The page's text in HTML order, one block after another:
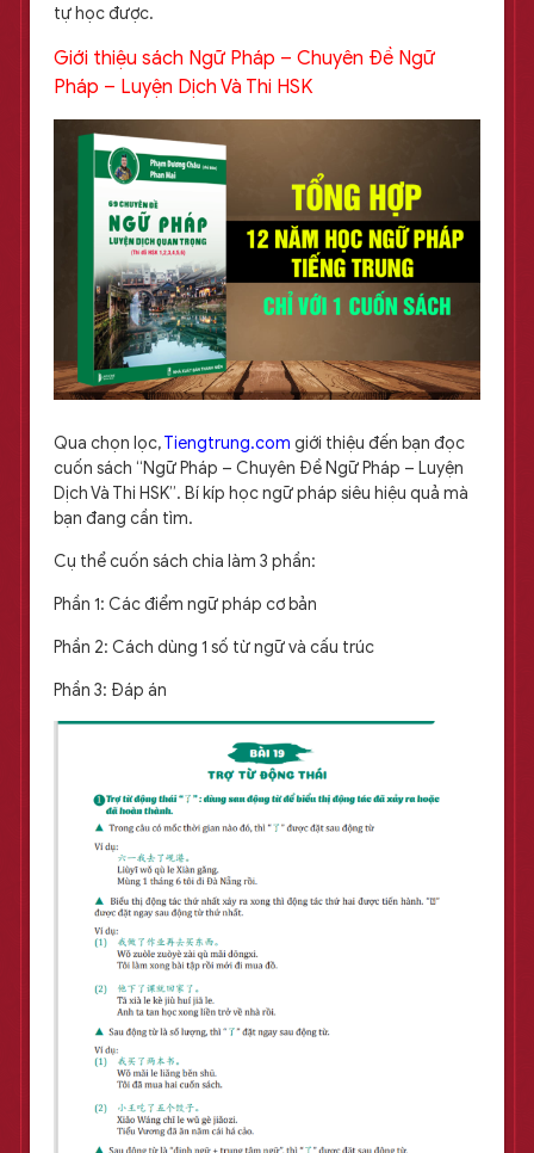
tự học được.
Giới thiệu sách Ngữ Pháp – Chuyên Đề Ngữ
Pháp – Luyện Dịch Và Thi HSK
Qua chọn lọc,Tiengtrung.com giới thiệu đến bạn đọc
cuốn sách “Ngữ Pháp – Chuyên Đề Ngữ Pháp – Luyện
Dịch Và Thi HSK”. Bí kíp học ngữ pháp siêu hiệu quả mà
bạn đang cần tìm.
Cụ thể cuốn sách chia làm 3 phần:
Phần 1: Các điểm ngữ pháp cơ bản
Phần 2: Cách dùng 1 số từ ngữ và cấu trúc
Phần 3: Đáp án